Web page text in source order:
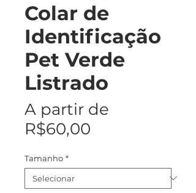
Colar de
Identificação
Pet Verde
Listrado
A partir de
R$60,00
Tamanho *